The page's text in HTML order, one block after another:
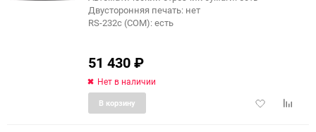
Двусторонняя печать: нет
RS-232c (COM): есть
51 430₽
Нет в наличии
Добавить
В корзину